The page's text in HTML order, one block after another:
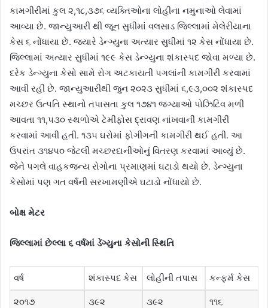
કામગીરીમાં કુલ ૨,૧૮,૩૭૬ વ્યક્તિઓના લોહીના નમુનાઓ લેવામાં
આવ્યા છે. જાન્યુઆરી થી જૂન સુધીમાં વલસાડ જિલ્લામાં મેલેરીયાના
કેસ ૬ નોંધાયા છે. જ્યારે ડેન્ગ્યુના અત્યાર સુધીમાં ૧૨ કેસ નોંધાયા છે.
જિલ્લામાં અત્યાર સુધીમાં ૧૯૯ કેસ ડેન્ગ્યુના શંકાસ્પદ જોવા મળ્યા છે.
દરેક ડેન્ગ્યુના કેસો સામે રોગ અટકાયતી પગલાંની કામગીરી કરવામાં
આવી રહી છે. જાન્યુઆરીથી જુન ૨૦૨૩ સુધીમાં ૬,૯૩,૦૦૨ શંકાસ્પદ
મચ્છર ઉત્પતિ સ્થાનો તપાસતા કુલ ૧૭૪૧ જ્ગ્યાઓ પોઝિટિવ મળી
આવતા ૧૧,૫૩૦ સ્થળોએ ટેમીફોસ દ્રાવણ નાંખવાની કામગીરી
કરવામાં આવી હતી. ૧૩૫ ઘરોમાં ફોગીંગની કામગીરી થઈ હતી. આ
ઉપરાંત ૩૧૪૫૦ જેટલી મચ્છરદાનીઓનું વિતરણ કરવામાં આવ્યું છે.
જેને પગલે વાહકજ્ન્ય રોગોના પ્રમાણમાં ઘટાડો થયો છે. ડેન્ગ્યુના
કેસોમાં પણ ગત વર્ષની સરખામણીએ ઘટાડો નોંધાયો છે.
બોક્ષ મેટર
જિલ્લામાં છેલ્લા ૬ વર્ષમાં ડેંગ્યુના કેસોની સ્થિતિ
વર્ષ શંકાસ્પદ કેસ લોહીની તપાસ કન્ફર્મ કેસ
૨૦૧૭ ૩૯૨ ૩૯૨ ૧૧૬